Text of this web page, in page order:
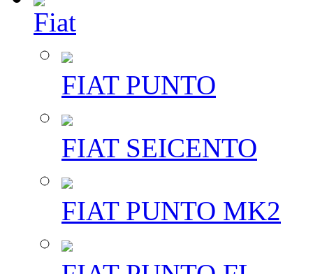
Fiat
FIAT PUNTO
FIAT SEICENTO
FIAT PUNTO MK2